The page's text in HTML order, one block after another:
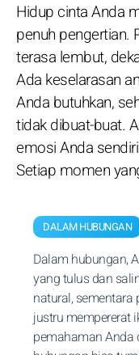
Hidup cinta Anda
penuh pengertian.
terasa lembut,
Ada keselarasan
Anda butuhkan,
tidak dibuat-buat.
emosi Anda
Setiap momen
DALAM HUBUNGAN
Dalam hubungan,
yang tulus dan
natural,
justru mempererat
pemahaman Anda